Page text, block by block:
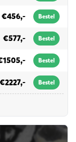
€456,- Bestel
€577,- Bestel
Bestel
€2227,- Bestel